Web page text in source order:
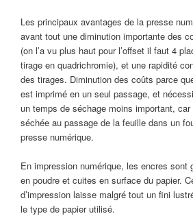
Les principaux avantages de la presse
avant tout une diminution importante des
(on l’a vu plus haut pour l’offset il faut 4
tirage en quadrichromie), et une rapidité
des tirages. Diminution des coûts parce
est imprimé en un seul passage, et
un temps de séchage moins important, car
séchée au passage de la feuille dans un
presse numérique.
En impression numérique, les encres sont
en poudre et cuites en surface du papier.
d’impression laisse malgré tout un fini
le type de papier utilisé.